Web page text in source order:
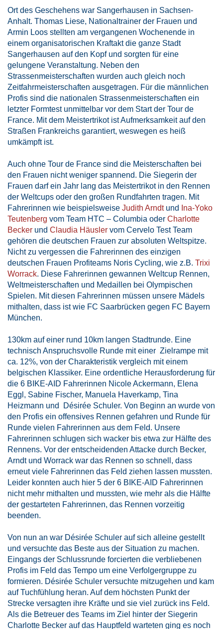
Ort des Geschehens war Sangerhausen in Sachsen-
Anhalt. Thomas Liese, Nationaltrainer der Frauen und
Armin Loos stellten am vergangenen Wochenende in
einem organisatorischen Kraftakt die ganze Stadt
Sangerhausen auf den Kopf und sorgten für eine
gelungene Veranstaltung. Neben den
Strassenmeisterschaften wurden auch gleich noch
Zeitfahrmeisterschaften ausgetragen. Für die männlichen
Profis sind die nationalen Strassenmeisterschaften ein
letzter Formtest unmittelbar vor dem Start der Tour de
France. Mit dem Meistertrikot ist Aufmerksamkeit auf den
Straßen Frankreichs garantiert, weswegen es heiß
umkämpft ist.
Auch ohne Tour de France sind die Meisterschaften bei
den Frauen nicht weniger spannend. Die Siegerin der
Frauen darf ein Jahr lang das Meistertrikot in den Rennen
der Weltcups oder den großen Rundfahrten tragen. Mit
Fahrerinnen wie beispielsweise Judith Arndtund
Ina-Yoko
Teutenberg vom Team HTC – Columbia oder Charlotte
Becker und Claudia Häusler vom Cervelo Test Team
gehören die deutschen Frauen zur absoluten Weltspitze.
Nicht zu vergessen die Fahrerinnen des einzigen
deutschen Frauen Profiteams Noris Cycling, wie z.B. Trixi
Worrack. Diese Fahrerinnen gewannen Weltcup Rennen,
Weltmeisterschaften und Medaillen bei Olympischen
Spielen. Mit diesen Fahrerinnen müssen unsere Mädels
mithalten, dass ist wie FC Saarbrücken gegen FC Bayern
München.
130km auf einer rund 10km langen Stadtrunde. Eine
technisch Anspruchsvolle Runde mit einer Zielrampe mit
ca. 12%, von der Charakteristik vergleich mit einem
belgischen Klassiker. Eine ordentliche Herausforderung für
die 6 BIKE-AID Fahrerinnen Nicole Ackermann, Elena
Eggl, Sabine Fischer, Manuela Haverkamp, Tina
Heizmann und Désirée Schuler. Von Beginn an wurde von
den Profis ein offensives Rennen gefahren und Runde für
Runde vielen Fahrerinnen aus dem Feld. Unsere
Fahrerinnen schlugen sich wacker bis etwa zur Hälfte des
Rennens. Vor der entscheidenden Attacke durch Becker,
Arndt und Worrack war das Rennen so schnell, dass
erneut viele Fahrerinnen das Feld ziehen lassen mussten.
Leider konnten auch hier 5 der 6 BIKE-AID Fahrerinnen
nicht mehr mithalten und mussten, wie mehr als die Hälfte
der gestarteten Fahrerinnen, das Rennen vorzeitig
beenden.
Von nun an war Désirée Schuler auf sich alleine gestellt
und versuchte das Beste aus der Situation zu machen.
Eingangs der Schlussrunde forcierten die verbliebenen
Profis im Feld das Tempo um eine Verfolgergruppe zu
formieren. Désirée Schuler versuchte mitzugehen und kam
auf Tuchfühlung heran. Auf dem höchsten Punkt der
Strecke versagten ihre Kräfte und sie viel zurück ins Feld.
Als die Betreuer des Teams im Ziel hinter der Siegerin
Charlotte Becker auf das Hauptfeld warteten ging es noch